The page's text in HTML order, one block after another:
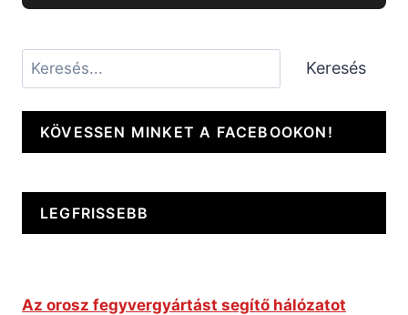
Keresés Keresés
KÖVESSEN MINKET A FACEBOOKON!
LEGFRISSEBB
Az orosz fegyvergyártást segítő hálózatot